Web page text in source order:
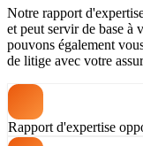
Notre rapport
et peut servir de base à
pouvons également
de litige avec votre
Rapport d'expertise